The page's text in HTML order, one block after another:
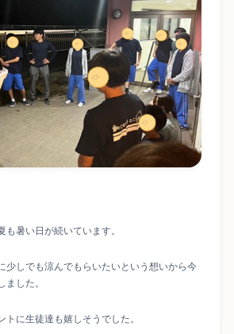
も暑い日が続いています。
少しでも涼んでもらいたいという想いから今
した。
に生徒達も嬉しそうでした。